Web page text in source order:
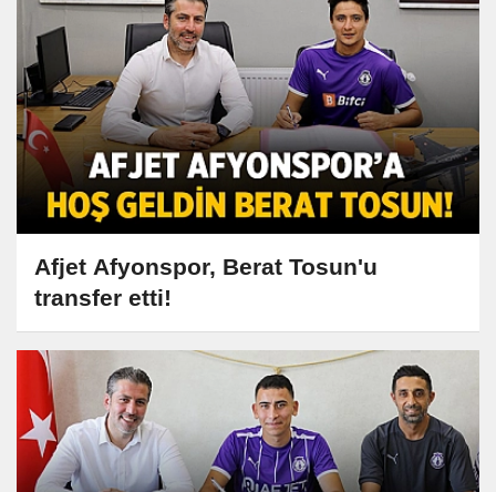
Afjet Afyonspor, Berat Tosun'u
transfer etti!